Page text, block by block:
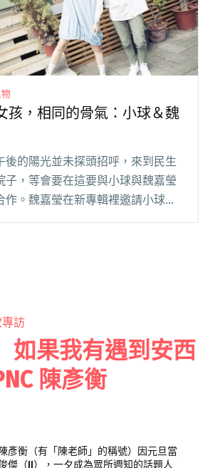
孩，相同的骨氣：小球＆魏
後的陽光並未探頭招呼，來到民生
子，等會要在這要與小球與魏嘉瑩
作。魏嘉瑩在新專輯裡邀請小球一
汽球島〉一曲，MV 中兩個人穿著高
專訪
如果我有遇到安西
陳彥衡
彥衡（有「陳老師」的稱號）因元旦當
傑（JJ），一夕成為眾所週知的話題人